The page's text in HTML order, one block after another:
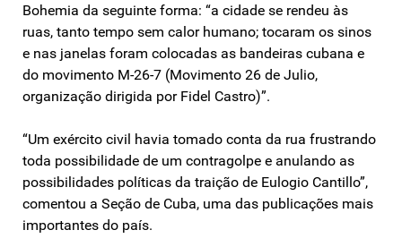
Bohemia da seguinte forma: “a cidade se rendeu às
ruas, tanto tempo sem calor humano; tocaram os sinos
e nas janelas foram colocadas as bandeiras cubana e
do movimento M-26-7 (Movimento 26 de Julio,
organização dirigida por Fidel Castro)”.
“Um exército civil havia tomado conta da rua frustrando
toda possibilidade de um contragolpe e anulando as
possibilidades políticas da traição de Eulogio Cantillo”,
comentou a Seção de Cuba, uma das publicações mais
importantes do país.